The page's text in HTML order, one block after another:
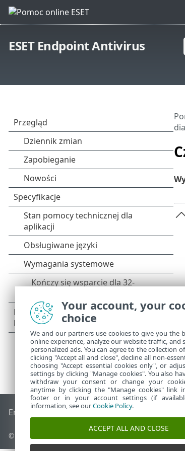
ESET Endpoint Antivirus
End of Life Baza wiedzy ESET Forum ESET
© 1992 - 2026 ESET, spol. s r.o. – Wszelkie prawa
Your account, your
choice
We and our partners use cookies to give you the
online experience, analyze our website traffic, and
personalized ads. You can agree to the collection
clicking "Accept all and close", decline all non-
choosing "Accept essential cookies only", or
settings by clicking "Manage cookies". You also
withdraw your consent or change your
anytime by clicking the "Manage cookies" link
footer or in your account settings (if
information, see ourCookie Policy.
ACCEPT ALL AND CLOSE